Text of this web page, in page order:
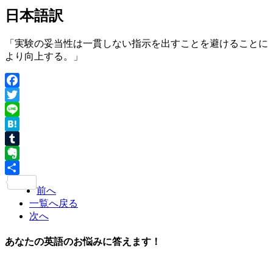
日本語訳
「実験の妥当性は一貫しない指示を出すことを避けることに
より向上する。」
Facebook
Twitter
Line
Hatena
Tumblr
Evernote
有
前へ
一覧へ戻る
次へ
あなたの英語のお悩みに答えます！